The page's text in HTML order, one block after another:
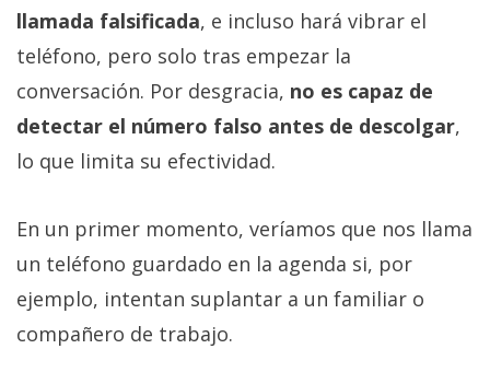
llamada falsificada, e incluso hará vibrar el
teléfono, pero solo tras empezar la
conversación. Por desgracia, no es capaz de
detectar el número falso antes de descolgar,
lo que limita su efectividad.
En un primer momento, veríamos que nos llama
un teléfono guardado en la agenda si, por
ejemplo, intentan suplantar a un familiar o
compañero de trabajo.